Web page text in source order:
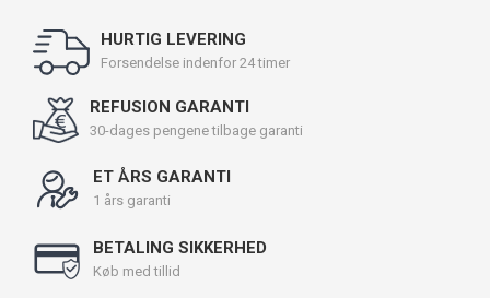
HURTIG LEVERING
Forsendelse indenfor 24 timer
REFUSION GARANTI
30-dages pengene tilbage garanti
ET ÅRS GARANTI
1 års garanti
BETALING SIKKERHED
Køb med tillid